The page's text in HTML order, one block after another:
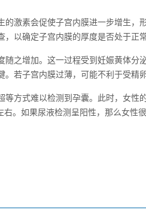
激素会促使子宫内膜进一步增生，
以确定子宫内膜的厚度是否处于正常
之增加。这一过程受到妊娠黄体分
若子宫内膜过薄，可能不利于受精卵
方式难以检测到孕囊。此时，女性
。如果尿液检测呈阳性，那么女性很